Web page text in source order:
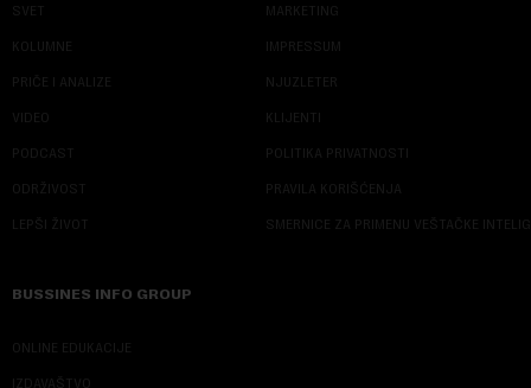
SVET
KOLUMNE
PRIČE I ANALIZE
VIDEO
PODCAST
ODRŽIVOST
LEPŠI ŽIVOT
MARKETING
IMPRESSUM
NJUZLETER
KLIJENTI
POLITIKA PRIVATNOSTI
PRAVILA KORIŠĆENJA
SMERNICE ZA PRIMENU VEŠTAČKE
BUSSINES INFO GROUP
ONLINE EDUKACIJE
IZDAVAŠTVO